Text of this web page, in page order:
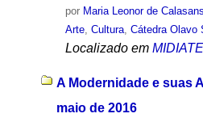
por Maria Leonor de Calasans
Arte ,Cultura ,Cátedra Olavo
Localizado em
A Modernidade e suas
maio de 2016